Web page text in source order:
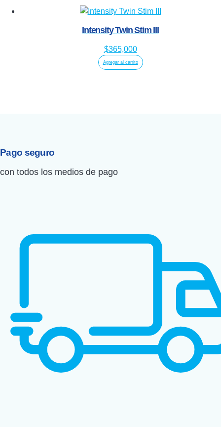
Intensity Twin Stim III
$365,000
Agregar al carrito
Pago seguro
con todos los medios de pago